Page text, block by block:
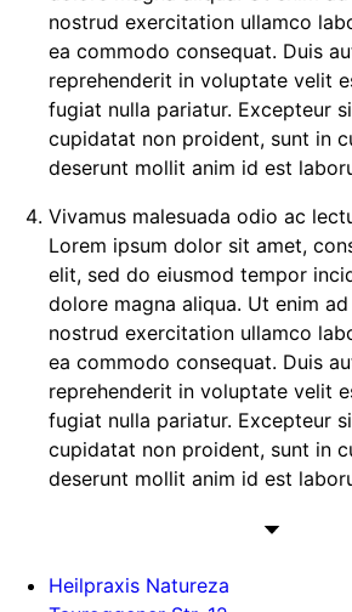
nostrud exercitation ullamco
ea commodo consequat. Duis
reprehenderit in voluptate velit
fugiat nulla pariatur. Excepteur
cupidatat non proident, sunt in
deserunt mollit anim id est
Vivamus malesuada odio ac
Lorem ipsum dolor sit amet,
elit, sed do eiusmod tempor
dolore magna aliqua. Ut enim
nostrud exercitation ullamco
ea commodo consequat. Duis
reprehenderit in voluptate velit
fugiat nulla pariatur. Excepteur
cupidatat non proident, sunt in
deserunt mollit anim id est
Heilpraxis Natureza